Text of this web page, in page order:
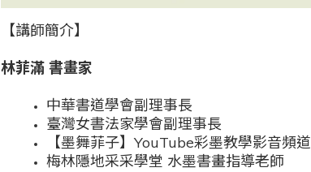
【講師簡介】
林菲滿 書畫家
中華書道學會副理事長
臺灣女書法家學會副理事長
【墨舞菲子】YouTube彩墨教學影音頻道
梅林隱地采采學堂 水墨書畫指導老師